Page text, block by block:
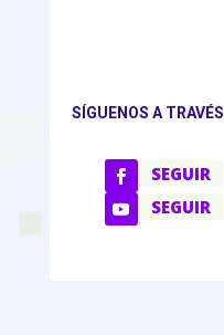
SÍGUENOS A
SEGUIR
SEGUIR